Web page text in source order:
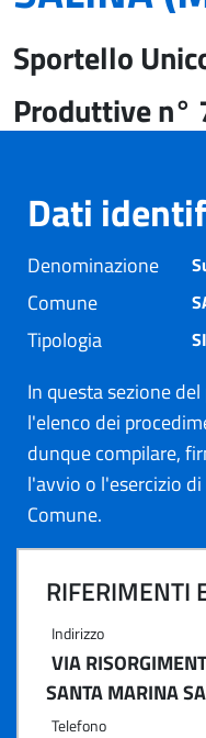
Sportello
Produttive n°
Dati
Denominazione
Comune
Tipologia
In questa sezione
l'elenco dei
dunque compilare,
l'avvio o l'esercizio
Comune.
RIFERIMENTI
Indirizzo
VIA
SANTA MARINA
Telefono